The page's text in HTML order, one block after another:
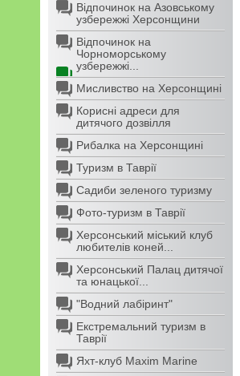
Відпочинок на Азовському
узбережжі Херсонщини
Відпочинок на
Чорноморському
узбережжі...
Мисливство на Херсонщині
Корисні адреси для
дитячого дозвілля
Рибалка на Херсонщині
Туризм в Таврії
Садиби зеленого туризму
Фото-туризм в Таврії
Херсонський міський клуб
любителів коней...
Херсонський Палац дитячої
та юнацької...
"Водний лабіринт"
Екстремальний туризм в
Таврії
Яхт-клуб Maxim Marine